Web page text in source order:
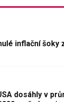
inflační
dosáhly v